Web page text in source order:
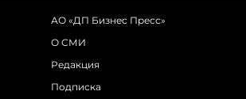
АО «ДП Бизнес Пресс»
О СМИ
Редакция
Подписка